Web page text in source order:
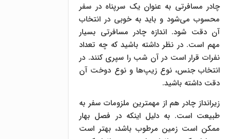
چادر مسافرتی به عنوان یک سرپناه در سفر
محسوب می‌شود و باید به خوبی در انتخاب
آن دقت شود. اندازه چادر مسافرتی بسیار
مهم است. در نظر داشته باشید که چه تعداد
نفرات قرار است در آن شب را سپری کنند. در
انتخاب جنس، نوع زیپ‌ها و نوع دوخت آن
دقت داشته باشید.
زیرانداز چادر هم از مهمترین ملزومات سفر به
طبیعت است. به دلیل اینکه در فصل بهار
ممکن است زمین مرطوب باشد، بهتر است